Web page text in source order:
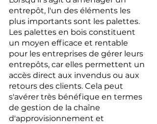
entrepôt, l'un des éléments les
plus importants sont les palettes.
Les palettes en bois constituent
un moyen efficace et rentable
pour les entreprises de gérer leurs
entrepôts, car elles permettent un
accès direct aux invendus ou aux
retours des clients. Cela peut
s'avérer très bénéfique en termes
de gestion de la chaîne
d'approvisionnement et